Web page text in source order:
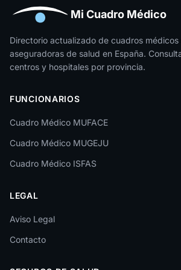
Huesca
Jaén
La Rioja
León
Lleida
Lugo
Málaga
Melilla
Murcia
Mi Cuadro Médico
Directorio actualizado de cuadros
aseguradoras de salud en España.
centros y hospitales por provincia.
FUNCIONARIOS
Cuadro Médico MUFACE
Cuadro Médico MUGEJU
Cuadro Médico ISFAS
LEGAL
Aviso Legal
Contacto